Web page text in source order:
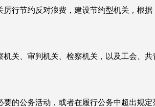
行节约反对浪费，建设节约型机关，根
关、审判机关、检察机关，以及工会、
的公务活动，或者在履行公务中超出规